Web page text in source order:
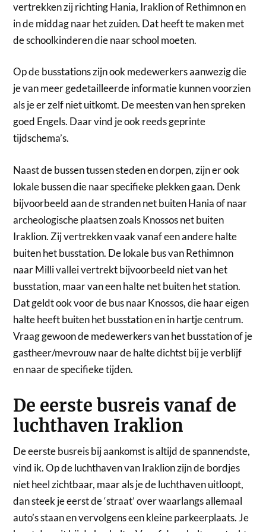
vertrekken zij richting Hania, Iraklion of Rethimnon en
in de middag naar het zuiden. Dat heeft te maken met
de schoolkinderen die naar school moeten.
Op de busstations zijn ook medewerkers aanwezig die
je van meer gedetailleerde informatie kunnen voorzien
als je er zelf niet uitkomt. De meesten van hen spreken
goed Engels. Daar vind je ook reeds geprinte
tijdschema’s.
Naast de bussen tussen steden en dorpen, zijn er ook
lokale bussen die naar specifieke plekken gaan. Denk
bijvoorbeeld aan de stranden net buiten Hania of naar
archeologische plaatsen zoals Knossos net buiten
Iraklion. Zij vertrekken vaak vanaf een andere halte
buiten het busstation. De lokale bus van Rethimnon
naar Milli vallei vertrekt bijvoorbeeld niet van het
busstation, maar van een halte net buiten het station.
Dat geldt ook voor de bus naar Knossos, die haar eigen
halte heeft buiten het busstation en in hartje centrum.
Vraag gewoon de medewerkers van het busstation of je
gastheer/mevrouw naar de halte dichtst bij je verblijf
en naar de specifieke tijden.
De eerste busreis vanaf de
luchthaven Iraklion
De eerste busreis bij aankomst is altijd de spannendste,
vind ik. Op de luchthaven van Iraklion zijn de bordjes
niet heel zichtbaar, maar als je de luchthaven uitloopt,
dan steek je eerst de ‘straat’ over waarlangs allemaal
auto’s staan en vervolgens een kleine parkeerplaats. Je